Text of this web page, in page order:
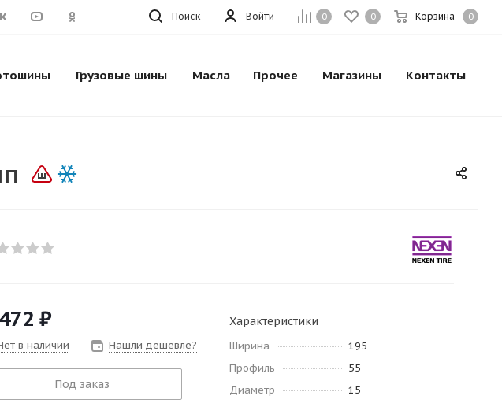
0 0 Корзина 0
Войти
Поиск
Грузовые шины Масла Прочее Магазины Контакты
₽
в наличии Нашли дешевле?
Под заказ
Характеристики
Ширина
195
Профиль
55
Диаметр
15